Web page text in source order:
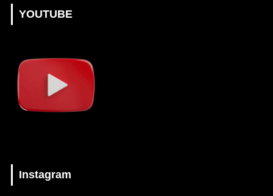
YOUTUBE
Instagram